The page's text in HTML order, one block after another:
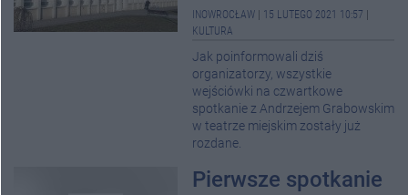
INOWROCŁAW 15 LUTEGO 2021 10:57
KULTURA
Jak poinformowali dziś
organizatorzy, wszystkie
wejściówki na czwartkowe
spotkanie z Andrzejem Grabowskim
w teatrze miejskim zostały już
rozdane.
Pierwsze spotkanie